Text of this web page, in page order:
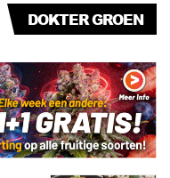
DOKTER GROEN